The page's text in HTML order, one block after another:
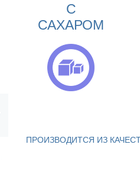
С
САХАРОМ
ПРОИЗВОДИТСЯ ИЗ